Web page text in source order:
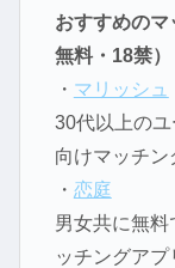
おすすめの
無料・18禁）
・ マリッシュ
30代以上の
向けマッチン
・ 恋庭
男女共に無
ッチングアプ